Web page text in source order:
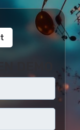
DEMO